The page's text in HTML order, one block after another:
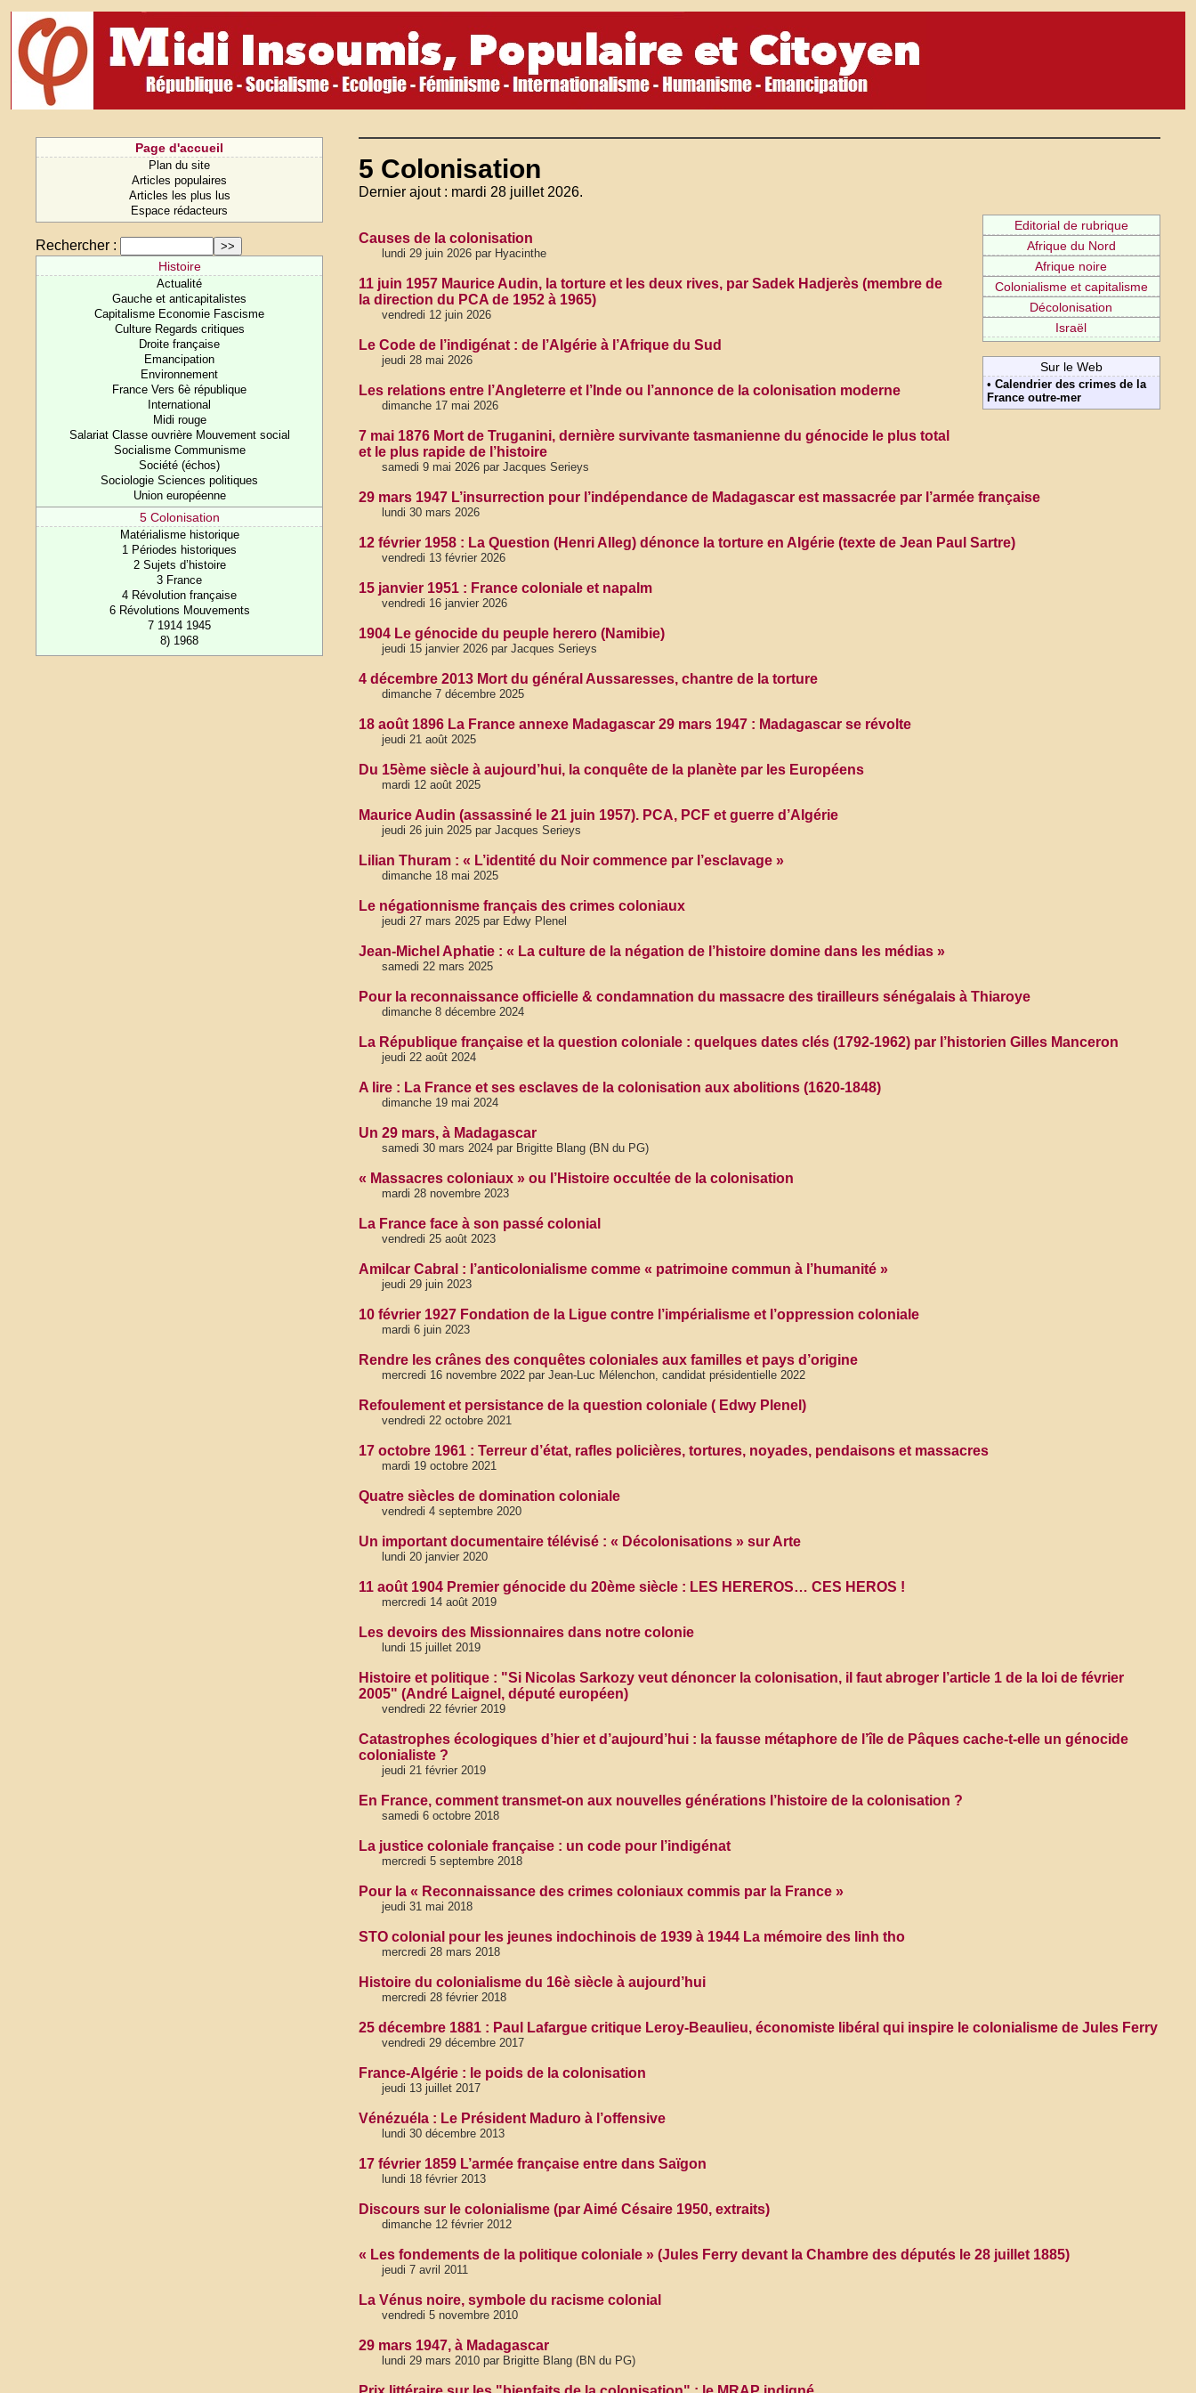
Page d'accueil
Plan du site
Articles populaires
Articles les plus lus
Espace rédacteurs
Rechercher :
Histoire
Actualité
Gauche et anticapitalistes
Capitalisme Economie Fascisme
Culture Regards critiques
Droite française
Emancipation
Environnement
France Vers 6è république
International
Midi rouge
Salariat Classe ouvrière Mouvement social
Socialisme Communisme
Société (échos)
Sociologie Sciences politiques
Union européenne
5 Colonisation
Matérialisme historique
1 Périodes historiques
2 Sujets d’histoire
3 France
4 Révolution française
6 Révolutions Mouvements
7 1914 1945
8) 1968
5 Colonisation
Dernier ajout : mardi 28 juillet 2026.
Editorial de rubrique
Afrique du Nord
Afrique noire
Colonialisme et capitalisme
Décolonisation
Israël
Sur le Web
• Calendrier des crimes de la
France outre-mer
Causes de la colonisation
lundi 29 juin 2026 par Hyacinthe
11 juin 1957 Maurice Audin, la torture et les deux rives, par Sadek Hadjerès (membre de
la direction du PCA de 1952 à 1965)
vendredi 12 juin 2026
Le Code de l’indigénat : de l’Algérie à l’Afrique du Sud
jeudi 28 mai 2026
Les relations entre l’Angleterre et l’Inde ou l’annonce de la colonisation moderne
dimanche 17 mai 2026
7 mai 1876 Mort de Truganini, dernière survivante tasmanienne du génocide le plus total
et le plus rapide de l’histoire
samedi 9 mai 2026 par Jacques Serieys
29 mars 1947 L’insurrection pour l’indépendance de Madagascar est massacrée par l’armée française
lundi 30 mars 2026
12 février 1958 : La Question (Henri Alleg) dénonce la torture en Algérie (texte de Jean Paul Sartre)
vendredi 13 février 2026
15 janvier 1951 : France coloniale et napalm
vendredi 16 janvier 2026
1904 Le génocide du peuple herero (Namibie)
jeudi 15 janvier 2026 par Jacques Serieys
4 décembre 2013 Mort du général Aussaresses, chantre de la torture
dimanche 7 décembre 2025
18 août 1896 La France annexe Madagascar 29 mars 1947 : Madagascar se révolte
jeudi 21 août 2025
Du 15ème siècle à aujourd’hui, la conquête de la planète par les Européens
mardi 12 août 2025
Maurice Audin (assassiné le 21 juin 1957). PCA, PCF et guerre d’Algérie
jeudi 26 juin 2025 par Jacques Serieys
Lilian Thuram : « L’identité du Noir commence par l’esclavage »
dimanche 18 mai 2025
Le négationnisme français des crimes coloniaux
jeudi 27 mars 2025 par Edwy Plenel
Jean-Michel Aphatie : « La culture de la négation de l’histoire domine dans les médias »
samedi 22 mars 2025
Pour la reconnaissance officielle & condamnation du massacre des tirailleurs sénégalais à Thiaroye
dimanche 8 décembre 2024
La République française et la question coloniale : quelques dates clés (1792-1962) par l’historien Gilles Manceron
jeudi 22 août 2024
A lire : La France et ses esclaves de la colonisation aux abolitions (1620-1848)
dimanche 19 mai 2024
Un 29 mars, à Madagascar
samedi 30 mars 2024 par Brigitte Blang (BN du PG)
« Massacres coloniaux » ou l’Histoire occultée de la colonisation
mardi 28 novembre 2023
La France face à son passé colonial
vendredi 25 août 2023
Amilcar Cabral : l’anticolonialisme comme « patrimoine commun à l’humanité »
jeudi 29 juin 2023
10 février 1927 Fondation de la Ligue contre l’impérialisme et l’oppression coloniale
mardi 6 juin 2023
Rendre les crânes des conquêtes coloniales aux familles et pays d’origine
mercredi 16 novembre 2022 par Jean-Luc Mélenchon, candidat présidentielle 2022
Refoulement et persistance de la question coloniale ( Edwy Plenel)
vendredi 22 octobre 2021
17 octobre 1961 : Terreur d’état, rafles policières, tortures, noyades, pendaisons et massacres
mardi 19 octobre 2021
Quatre siècles de domination coloniale
vendredi 4 septembre 2020
Un important documentaire télévisé : « Décolonisations » sur Arte
lundi 20 janvier 2020
11 août 1904 Premier génocide du 20ème siècle : LES HEREROS… CES HEROS !
mercredi 14 août 2019
Les devoirs des Missionnaires dans notre colonie
lundi 15 juillet 2019
Histoire et politique : "Si Nicolas Sarkozy veut dénoncer la colonisation, il faut abroger l’article 1 de la loi de février
2005" (André Laignel, député européen)
vendredi 22 février 2019
Catastrophes écologiques d’hier et d’aujourd’hui : la fausse métaphore de l’île de Pâques cache-t-elle un génocide
colonialiste ?
jeudi 21 février 2019
En France, comment transmet-on aux nouvelles générations l’histoire de la colonisation ?
samedi 6 octobre 2018
La justice coloniale française : un code pour l’indigénat
mercredi 5 septembre 2018
Pour la « Reconnaissance des crimes coloniaux commis par la France »
jeudi 31 mai 2018
STO colonial pour les jeunes indochinois de 1939 à 1944 La mémoire des linh tho
mercredi 28 mars 2018
Histoire du colonialisme du 16è siècle à aujourd’hui
mercredi 28 février 2018
25 décembre 1881 : Paul Lafargue critique Leroy-Beaulieu, économiste libéral qui inspire le colonialisme de Jules Ferry
vendredi 29 décembre 2017
France-Algérie : le poids de la colonisation
jeudi 13 juillet 2017
Vénézuéla : Le Président Maduro à l’offensive
lundi 30 décembre 2013
17 février 1859 L’armée française entre dans Saïgon
lundi 18 février 2013
Discours sur le colonialisme (par Aimé Césaire 1950, extraits)
dimanche 12 février 2012
« Les fondements de la politique coloniale » (Jules Ferry devant la Chambre des députés le 28 juillet 1885)
jeudi 7 avril 2011
La Vénus noire, symbole du racisme colonial
vendredi 5 novembre 2010
29 mars 1947, à Madagascar
lundi 29 mars 2010 par Brigitte Blang (BN du PG)